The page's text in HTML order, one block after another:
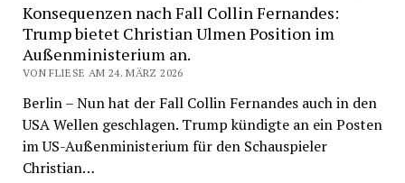
Konsequenzen nach Fall Collin Fernandes:
Trump bietet Christian Ulmen Position im
Außenministerium an.
VON FLIESE AM 24. MÄRZ 2026
Berlin – Nun hat der Fall Collin Fernandes auch in den
USA Wellen geschlagen. Trump kündigte an ein Posten
im US-Außenministerium für den Schauspieler
Christian…